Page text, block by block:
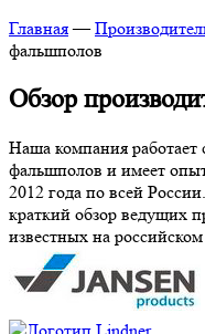
Главная —
фальшполов
Обзор
Наша компания
фальшполов и имеет
2012 года по всей
краткий обзор ведущих
известных на